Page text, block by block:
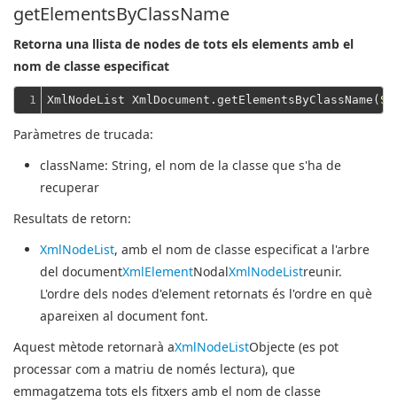
getElementsByClassName
Retorna una llista de nodes de tots els elements amb el
nom de classe especificat
1 XmlNodeList XmlDocument.getElementsByClassName(
Paràmetres de trucada:
className: String, el nom de la classe que s'ha de
recuperar
Resultats de retorn:
XmlNodeList, amb el nom de classe especificat a l'arbre
del documentXmlElementNodalXmlNodeListreunir.
L'ordre dels nodes d'element retornats és l'ordre en què
apareixen al document font.
Aquest mètode retornarà aXmlNodeListObjecte (es pot
processar com a matriu de només lectura), que
emmagatzema tots els fitxers amb el nom de classe